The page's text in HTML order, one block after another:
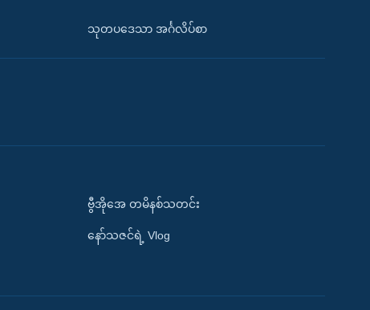
သုတပဒေသာ အင်္ဂလိပ်စာ
ဗွီအိုအေ တမိနစ်သတင်း
နော်သဇင်ရဲ့ Vlog